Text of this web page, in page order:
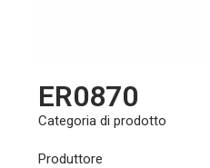
ER0870
Categoria di prodotto
Produttore